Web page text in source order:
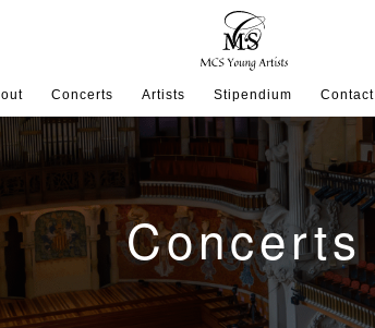
Concerts Artists Stipendium Contact
Concerts